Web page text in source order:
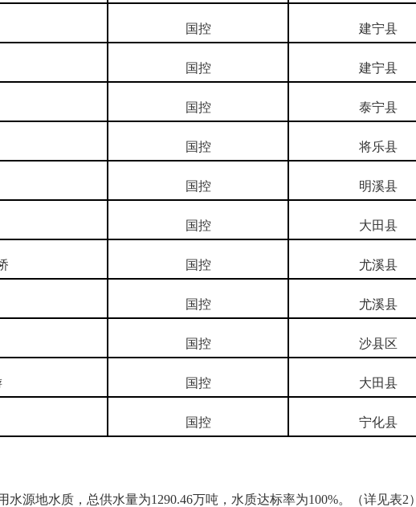
国控 建宁县
国控 建宁县
国控 泰宁县
国控 将乐县
国控 明溪县
国控 大田县
国控 尤溪县
国控 尤溪县
国控 沙县区
国控 大田县
国控 宁化县
源地水质，总供水量为1290.46万吨，水质达标率为100%。（详见表2）